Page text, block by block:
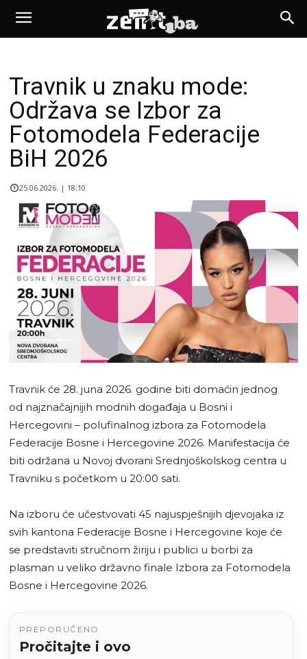
Travnik u znaku mode:
Održava se Izbor za
Fotomodela Federacije
BiH 2026
25.06.2026. | 18:10
Travnik će 28. juna 2026. godine biti domaćin jednog
od najznačajnijih modnih događaja u Bosni i
Hercegovini – polufinalnog izbora za Fotomodela
Federacije Bosne i Hercegovine 2026. Manifestacija će
biti održana u Novoj dvorani Srednjoškolskog centra u
Travniku s početkom u 20:00 sati.
Na izboru će učestvovati 45 najuspješnijih djevojaka iz
svih kantona Federacije Bosne i Hercegovine koje će
se predstaviti stručnom žiriju i publici u borbi za
plasman u veliko državno finale Izbora za Fotomodela
Bosne i Hercegovine 2026.
PREPORUČENO
Pročitajte i ovo